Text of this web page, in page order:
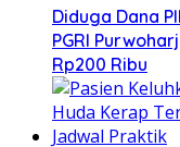
Diduga Dana
PGRI
Rp200 Ribu